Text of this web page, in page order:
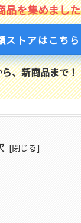
品を集めました
トアはこちら
、新商品まで！